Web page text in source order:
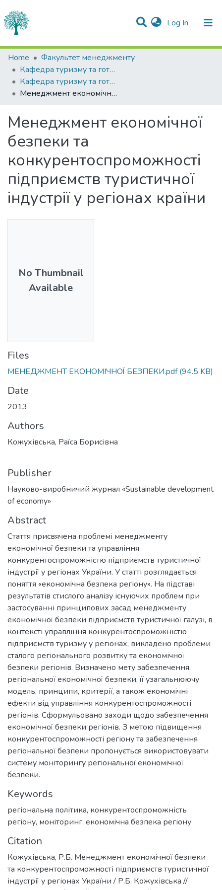
Log In (current)
Statistics
Communities & Collections
All of DSpace
Home
Факультет менеджменту
Кафедра туризму та готельно-ресторанної справи
Кафедра туризму та готельно-ресторанної справи
Менеджмент економічної безпеки та конкурентоспроможності підприємств туристичної індустрії у регіонах країни
Менеджмент економічної
безпеки та
конкурентоспроможності
підприємств туристичної
індустрії у регіонах країни
No Thumbnail
Available
Files
МЕНЕДЖМЕНТ ЕКОНОМІЧНОЇ БЕЗПЕКИ.pdf (94.5 KB)
Date
2013
Authors
Кожухівська, Раїса Борисівна
Publisher
Науково-виробничий журнал «Sustainable development
of economy»
Abstract
Стаття присвячена проблемі менеджменту
економічної безпеки та управління
конкурентоспроможністю підприємств туристичної
індустрії у регіонах України. У статті розглядається
поняття «економічна безпека регіону». На підставі
результатів стислого аналізу існуючих проблем при
застосуванні принципових засад менеджменту
економічної безпеки підприємств туристичної галузі, в
контексті управління конкурентоспроможністю
підприємств туризму у регіонах, викладено проблеми
сталого регіонального розвитку та економічної
безпеки регіонів. Визначено мету забезпечення
регіональної економічної безпеки, її узагальнюючу
модель, принципи, критерії, а також економічні
ефекти від управління конкурентоспроможності
регіонів. Сформульовано заходи щодо забезпечення
економічної безпеки регіонів. З метою підвищення
конкурентоспроможності регіону та забезпечення
регіональної безпеки пропонується використовувати
систему моніторингу регіональної економічної
безпеки.
Keywords
регіональна політика, конкурентоспроможність
регіону, моніторинг, економічна безпека регіону
Citation
Кожухівська, Р.Б. Менеджмент економічної безпеки
та конкурентоспроможності підприємств туристичної
індустрії у регіонах України / Р.Б. Кожухівська //